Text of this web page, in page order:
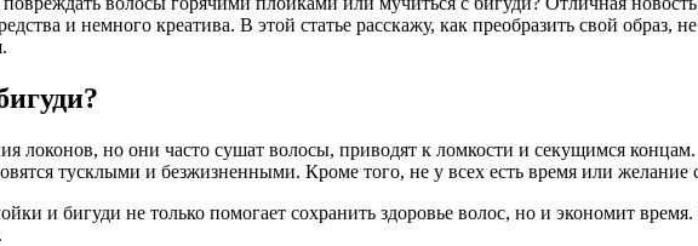
и немного креатива. В этой статье расскажу, как преобразить свой образ,
локонов, но они часто сушат волосы, приводят к ломкости и секущимся
тусклыми и безжизненными. Кроме того, не у всех есть время или желание
и бигуди не только помогает сохранить здоровье волос, но и экономит